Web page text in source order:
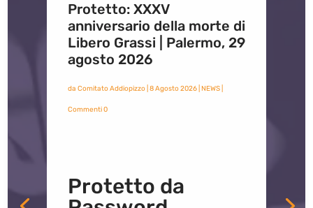
Protetto: XXXV
anniversario della morte di
Libero Grassi | Palermo, 29
agosto 2026
da Comitato Addiopizzo| 8 Agosto 2026| NEWS|
Commenti 0
Protetto da